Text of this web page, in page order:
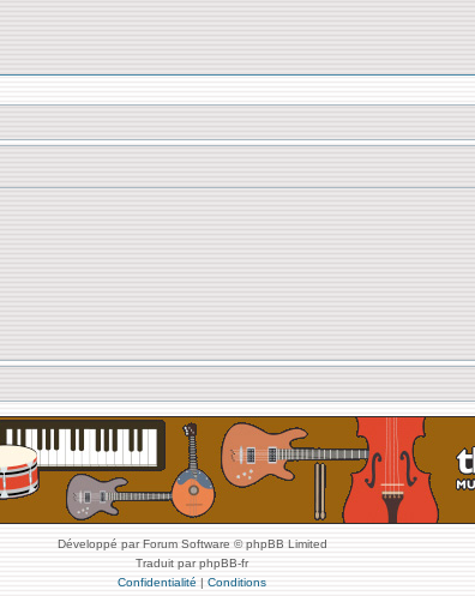
Développé par Forum Software © phpBB Limited
Traduit par phpBB-fr
Confidentialité | Conditions